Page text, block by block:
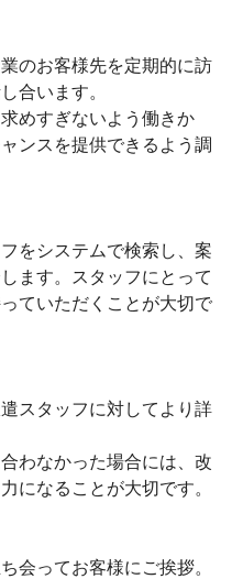
のお客様先を定期的に訪
合います。
めすぎないよう働きか
ンスを提供できるよう調
をシステムで検索し、案
ます。スタッフにとって
ていただくことが大切で
スタッフに対してより詳
わなかった場合には、改
になることが大切です。
会ってお客様にご挨拶。